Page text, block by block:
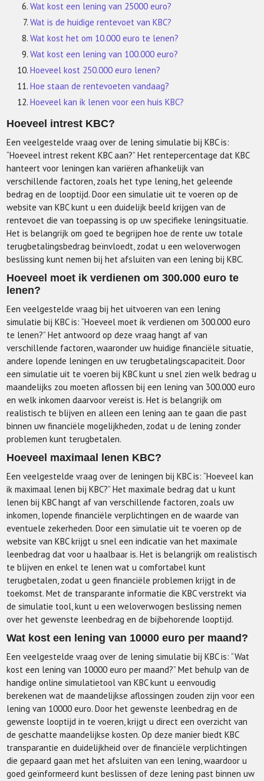
Wat kost een lening van 25000 euro?
Wat is de huidige rentevoet van KBC?
Wat kost het om 10.000 euro te lenen?
Wat kost een lening van 100.000 euro?
Hoeveel kost 250.000 euro lenen?
Hoe staan de rentevoeten vandaag?
Hoeveel kan ik lenen voor een huis KBC?
Hoeveel intrest KBC?
Een veelgestelde vraag over de lening simulatie bij KBC is:
“Hoeveel intrest rekent KBC aan?” Het rentepercentage dat KBC
hanteert voor leningen kan variëren afhankelijk van
verschillende factoren, zoals het type lening, het geleende
bedrag en de looptijd. Door een simulatie uit te voeren op de
website van KBC kunt u een duidelijk beeld krijgen van de
rentevoet die van toepassing is op uw specifieke leningsituatie.
Het is belangrijk om goed te begrijpen hoe de rente uw totale
terugbetalingsbedrag beïnvloedt, zodat u een weloverwogen
beslissing kunt nemen bij het afsluiten van een lening bij KBC.
Hoeveel moet ik verdienen om 300.000 euro te
lenen?
Een veelgestelde vraag bij het uitvoeren van een lening
simulatie bij KBC is: “Hoeveel moet ik verdienen om 300.000 euro
te lenen?” Het antwoord op deze vraag hangt af van
verschillende factoren, waaronder uw huidige financiële situatie,
andere lopende leningen en uw terugbetalingscapaciteit. Door
een simulatie uit te voeren bij KBC kunt u snel zien welk bedrag u
maandelijks zou moeten aflossen bij een lening van 300.000 euro
en welk inkomen daarvoor vereist is. Het is belangrijk om
realistisch te blijven en alleen een lening aan te gaan die past
binnen uw financiële mogelijkheden, zodat u de lening zonder
problemen kunt terugbetalen.
Hoeveel maximaal lenen KBC?
Een veelgestelde vraag over de leningen bij KBC is: “Hoeveel kan
ik maximaal lenen bij KBC?” Het maximale bedrag dat u kunt
lenen bij KBC hangt af van verschillende factoren, zoals uw
inkomen, lopende financiële verplichtingen en de waarde van
eventuele zekerheden. Door een simulatie uit te voeren op de
website van KBC krijgt u snel een indicatie van het maximale
leenbedrag dat voor u haalbaar is. Het is belangrijk om realistisch
te blijven en enkel te lenen wat u comfortabel kunt
terugbetalen, zodat u geen financiële problemen krijgt in de
toekomst. Met de transparante informatie die KBC verstrekt via
de simulatie tool, kunt u een weloverwogen beslissing nemen
over het gewenste leenbedrag en de bijbehorende looptijd.
Wat kost een lening van 10000 euro per maand?
Een veelgestelde vraag over de lening simulatie bij KBC is: “Wat
kost een lening van 10000 euro per maand?” Met behulp van de
handige online simulatietool van KBC kunt u eenvoudig
berekenen wat de maandelijkse aflossingen zouden zijn voor een
lening van 10000 euro. Door het gewenste leenbedrag en de
gewenste looptijd in te voeren, krijgt u direct een overzicht van
de geschatte maandelijkse kosten. Op deze manier biedt KBC
transparantie en duidelijkheid over de financiële verplichtingen
die gepaard gaan met het afsluiten van een lening, waardoor u
goed geïnformeerd kunt beslissen of deze lening past binnen uw